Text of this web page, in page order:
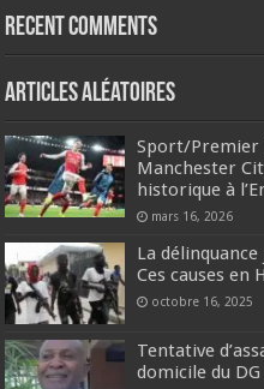
Recent Comments
Articles aléatoires
Sport/Premier
Manchester
historique à
mars 16, 2026
La délinquance
Ces causes en
octobre 16, 2025
Tentative
domicile du